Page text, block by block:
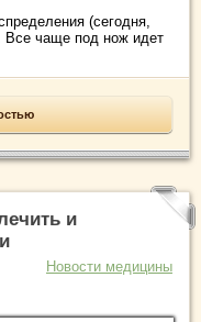
(сегодня,
Все чаще под нож идет
и
Новости медицины